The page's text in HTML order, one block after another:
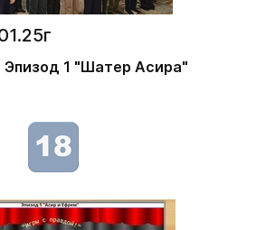
Эпизод 1 "Шатер Асира"